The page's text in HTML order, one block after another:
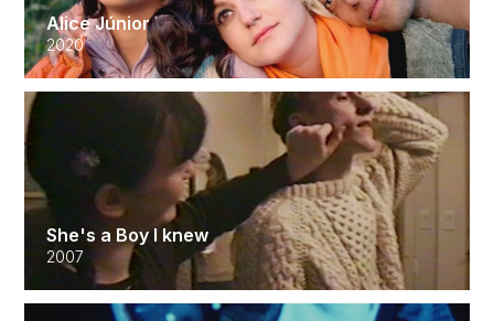
Alice Júnior
2020
She's a Boy I knew
2007